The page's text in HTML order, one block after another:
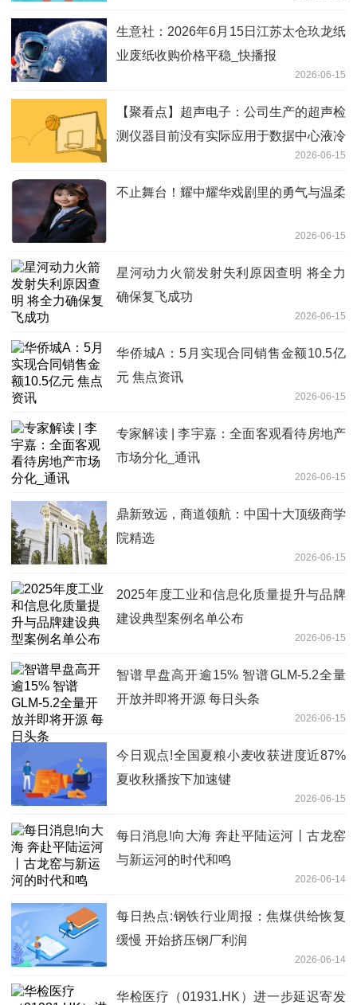
生意社：2026年6月15日江苏太仓玖龙纸
业废纸收购价格平稳_快播报
2026-06-15
【聚看点】超声电子：公司生产的超声检
测仪器目前没有实际应用于数据中心液冷
2026-06-15
不止舞台！耀中耀华戏剧里的勇气与温柔
2026-06-15
星河动力火箭发射失利原因查明 将全力
确保复飞成功
2026-06-15
华侨城A：5月实现合同销售金额10.5亿
元 焦点资讯
2026-06-15
专家解读 | 李宇嘉：全面客观看待房地产
市场分化_通讯
2026-06-15
鼎新致远，商道领航：中国十大顶级商学
院精选
2026-06-15
2025年度工业和信息化质量提升与品牌
建设典型案例名单公布
2026-06-15
智谱早盘高开逾15% 智谱GLM-5.2全量
开放并即将开源 每日头条
2026-06-15
今日观点!全国夏粮小麦收获进度近87%
夏收秋播按下加速键
2026-06-15
每日消息!向大海 奔赴平陆运河丨古龙窑
与新运河的时代和鸣
2026-06-14
每日热点:钢铁行业周报：焦煤供给恢复
缓慢 开始挤压钢厂利润
2026-06-14
华检医疗（01931.HK）进一步延迟寄发